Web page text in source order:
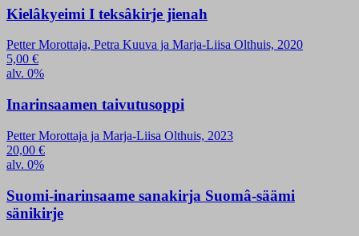
Kielâkyeimi I teksâkirje jienah
Petter Morottaja, Petra Kuuva ja Marja-Liisa Olthuis, 2020
5,00 €
alv. 0%
Inarinsaamen taivutusoppi
Petter Morottaja ja Marja-Liisa Olthuis, 2023
20,00 €
alv. 0%
Suomi-inarinsaame sanakirja Suomâ-säämi
sänikirje